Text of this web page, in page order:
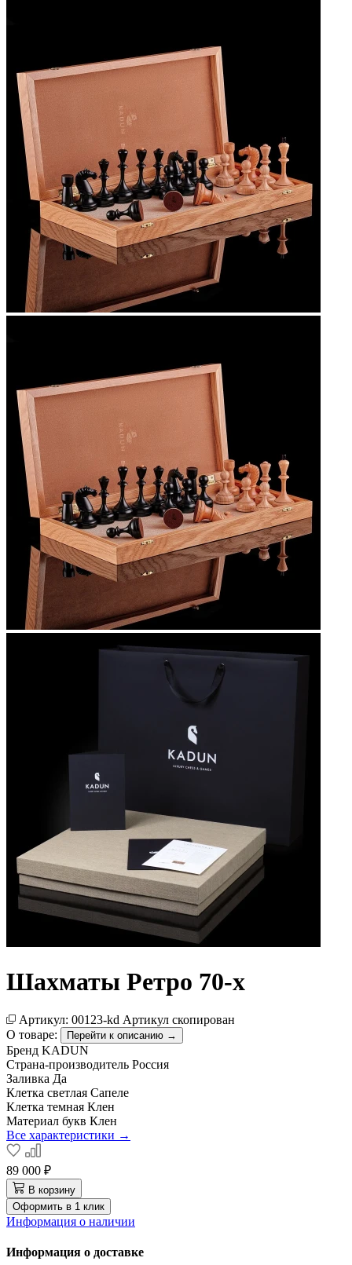
Шахматы Ретро 70-х
Артикул: 00123-kd Артикул скопирован
О товаре:
Перейти к описанию →
Бренд KADUN
Страна-производитель Россия
Заливка Да
Клетка светлая Сапеле
Клетка темная Клен
Материал букв Клен
Все характеристики →
89 000 ₽
В корзину
Оформить в 1 клик
Информация о наличии
Информация о доставке